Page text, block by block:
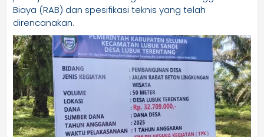
Biaya (RAB) dan spesifikasi teknis yang telah
direncanakan.